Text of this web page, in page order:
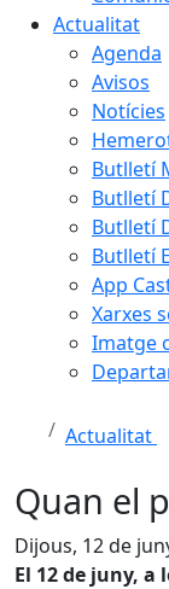
Actualitat
Agenda
Avisos
Notícies
Butlletí
Butlletí
Butlletí
Butlletí
App
Xarxes
Imatge
Actualitat
Quan el
Dijous, 12 de
El 12 de juny, a